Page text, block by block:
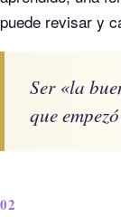
puede revisar y
Ser «la
que
02